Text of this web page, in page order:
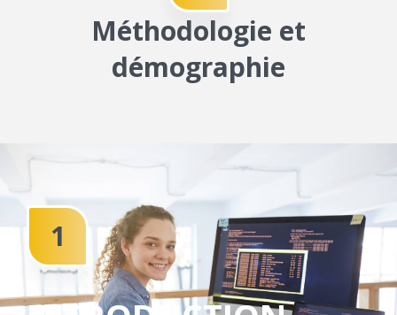
R
E
R
Méthodologie et
démographie
1